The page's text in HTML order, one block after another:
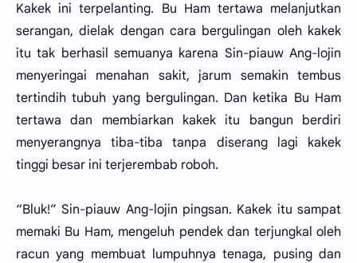
Kakek ini terpelanting. Bu Ham tertawa melanjutkan
serangan, dielak dengan cara bergulingan oleh kakek
itu tak berhasil semuanya karena Sin-piauw Ang-lojin
menyeringai menahan sakit, jarum semakin tembus
tertindih tubuh yang bergulingan. Dan ketika Bu Ham
tertawa dan membiarkan kakek itu bangun berdiri
menyerangnya tiba-tiba tanpa diserang lagi kakek
tinggi besar ini terjerembab roboh.
“Bluk!” Sin-piauw Ang-lojin pingsan. Kakek itu sampat
memaki Bu Ham, mengeluh pendek dan terjungkal oleh
racun yang membuat lumpuhnya tenaga, pusing dan